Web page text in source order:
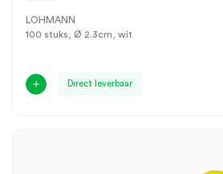
LOHMANN
100 stuks, Ø 2.3cm, wit
Direct leverbaar